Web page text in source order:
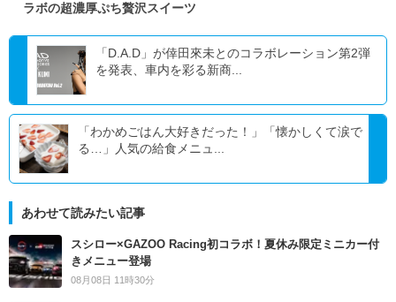
ラボの超濃厚ぷち贅沢スイーツ
「D.A.D」が倖田來未とのコラボレーション第2弾
を発表、車内を彩る新商...
「わかめごはん大好きだった！」「懐かしくて涙で
る…」人気の給食メニュ...
あわせて読みたい記事
スシロー×GAZOO Racing初コラボ！夏休み限定ミニカー付
きメニュー登場
08月08日 11時30分